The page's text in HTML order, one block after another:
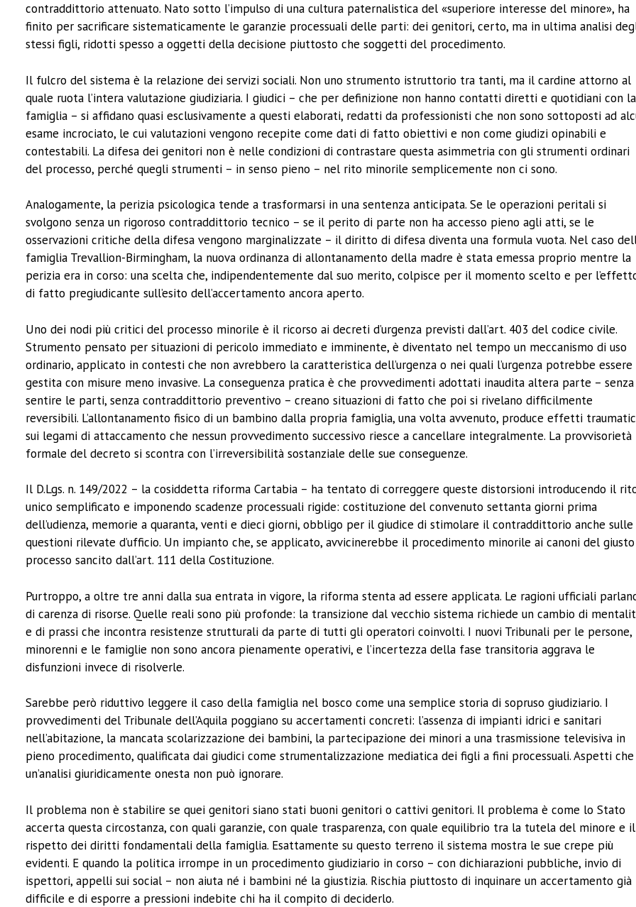
contraddittorio attenuato. Nato sotto l’impulso di una cultura paternalistica del «superiore interesse del minore», ha
finito per sacrificare sistematicamente le garanzie processuali delle parti: dei genitori, certo, ma in ultima analisi
stessi figli, ridotti spesso a oggetti della decisione piuttosto che soggetti del procedimento.
Il fulcro del sistema è la relazione dei servizi sociali. Non uno strumento istruttorio tra tanti, ma il cardine attorno al
quale ruota l’intera valutazione giudiziaria. I giudici – che per definizione non hanno contatti diretti e quotidiani con la
famiglia – si affidano quasi esclusivamente a questi elaborati, redatti da professionisti che non sono sottoposti ad
esame incrociato, le cui valutazioni vengono recepite come dati di fatto obiettivi e non come giudizi opinabili e
contestabili. La difesa dei genitori non è nelle condizioni di contrastare questa asimmetria con gli strumenti ordinari
del processo, perché quegli strumenti – in senso pieno – nel rito minorile semplicemente non ci sono.
Analogamente, la perizia psicologica tende a trasformarsi in una sentenza anticipata. Se le operazioni peritali si
svolgono senza un rigoroso contraddittorio tecnico – se il perito di parte non ha accesso pieno agli atti, se le
osservazioni critiche della difesa vengono marginalizzate – il diritto di difesa diventa una formula vuota. Nel caso
famiglia Trevallion-Birmingham, la nuova ordinanza di allontanamento della madre è stata emessa proprio mentre la
perizia era in corso: una scelta che, indipendentemente dal suo merito, colpisce per il momento scelto e per
di fatto pregiudicante sull’esito dell’accertamento ancora aperto.
Uno dei nodi più critici del processo minorile è il ricorso ai decreti d’urgenza previsti dall’art. 403 del codice civile.
Strumento pensato per situazioni di pericolo immediato e imminente, è diventato nel tempo un meccanismo di uso
ordinario, applicato in contesti che non avrebbero la caratteristica dell’urgenza o nei quali l’urgenza potrebbe essere
gestita con misure meno invasive. La conseguenza pratica è che provvedimenti adottati inaudita altera parte – senza
sentire le parti, senza contraddittorio preventivo – creano situazioni di fatto che poi si rivelano difficilmente
reversibili. L’allontanamento fisico di un bambino dalla propria famiglia, una volta avvenuto, produce effetti
sui legami di attaccamento che nessun provvedimento successivo riesce a cancellare integralmente. La provvisorietà
formale del decreto si scontra con l’irreversibilità sostanziale delle sue conseguenze.
Il D.Lgs. n. 149/2022 – la cosiddetta riforma Cartabia – ha tentato di correggere queste distorsioni introducendo il
unico semplificato e imponendo scadenze processuali rigide: costituzione del convenuto settanta giorni prima
dell’udienza, memorie a quaranta, venti e dieci giorni, obbligo per il giudice di stimolare il contraddittorio anche sulle
questioni rilevate d’ufficio. Un impianto che, se applicato, avvicinerebbe il procedimento minorile ai canoni del giusto
processo sancito dall’art. 111 della Costituzione.
Purtroppo, a oltre tre anni dalla sua entrata in vigore, la riforma stenta ad essere applicata. Le ragioni ufficiali
di carenza di risorse. Quelle reali sono più profonde: la transizione dal vecchio sistema richiede un cambio di
e di prassi che incontra resistenze strutturali da parte di tutti gli operatori coinvolti. I nuovi Tribunali per le persone,
minorenni e le famiglie non sono ancora pienamente operativi, e l’incertezza della fase transitoria aggrava le
disfunzioni invece di risolverle.
Sarebbe però riduttivo leggere il caso della famiglia nel bosco come una semplice storia di sopruso giudiziario. I
provvedimenti del Tribunale dell’Aquila poggiano su accertamenti concreti: l’assenza di impianti idrici e sanitari
nell’abitazione, la mancata scolarizzazione dei bambini, la partecipazione dei minori a una trasmissione televisiva in
pieno procedimento, qualificata dai giudici come strumentalizzazione mediatica dei figli a fini processuali. Aspetti che
un’analisi giuridicamente onesta non può ignorare.
Il problema non è stabilire se quei genitori siano stati buoni genitori o cattivi genitori. Il problema è come lo Stato
accerta questa circostanza, con quali garanzie, con quale trasparenza, con quale equilibrio tra la tutela del minore e il
rispetto dei diritti fondamentali della famiglia. Esattamente su questo terreno il sistema mostra le sue crepe più
evidenti. E quando la politica irrompe in un procedimento giudiziario in corso – con dichiarazioni pubbliche, invio di
ispettori, appelli sui social – non aiuta né i bambini né la giustizia. Rischia piuttosto di inquinare un accertamento già
difficile e di esporre a pressioni indebite chi ha il compito di deciderlo.